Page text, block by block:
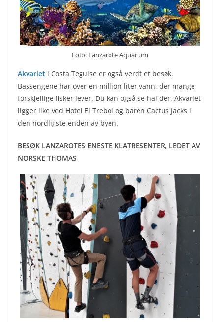
Foto: Lanzarote Aquarium
Akvariet i Costa Teguise er også verdt et besøk.
Bassengene har over en million liter vann, der mange
forskjellige fisker lever. Du kan også se hai der. Akvariet
ligger like ved Hotel El Trebol og baren Cactus Jacks i
den nordligste enden av byen.
BESØK LANZAROTES ENESTE KLATRESENTER, LEDET AV
NORSKE THOMAS